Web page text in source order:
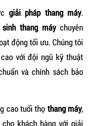
giải pháp thang máy.
thang máychuyên
động tối ưu. Chúng tôi
với đội ngũ kỹ thuật
và chính sách bảo
cao tuổi thọ thang máy,
khách hàng với giải